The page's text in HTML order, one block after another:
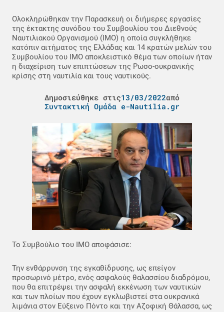
Ολοκληρώθηκαν την Παρασκευή οι διήμερες εργασίες
της έκτακτης συνόδου του Συμβουλίου του Διεθνούς
Ναυτιλιακού Οργανισμού (ΙΜΟ) η οποία συγκλήθηκε
κατόπιν αιτήματος της Ελλάδας και 14 κρατών μελών του
Συμβουλίου του ΙΜΟ αποκλειστικό θέμα των οποίων ήταν
η διαχείριση των επιπτώσεων της Ρωσο-ουκρανικής
κρίσης στη ναυτιλία και τους ναυτικούς.
Δημοσιεύθηκε στις13/03/2022από
Συντακτική Ομάδα e-Nautilia.gr
Το Συμβούλιο του ΙΜΟ αποφάσισε:
Την ενθάρρυνση της εγκαθίδρυσης, ως επείγον
προσωρινό μέτρο, ενός ασφαλούς θαλασσίου διαδρόμου,
που θα επιτρέψει την ασφαλή εκκένωση των ναυτικών
και των πλοίων που έχουν εγκλωβιστεί στα ουκρανικά
λιμάνια στον Εύξεινο Πόντο και την Αζοφική Θάλασσα, ως